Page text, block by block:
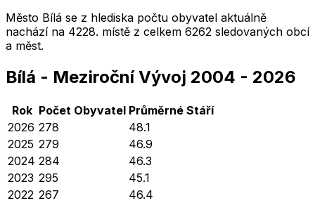
Město Bílá se z hlediska počtu obyvatel aktuálně
nachází na 4228. místě z celkem 6262 sledovaných obcí
a měst.
Bílá - Meziroční Vývoj 2004 - 2026
Rok Počet Obyvatel Průměrné Stáří
2026 278
48.1
2025 279
46.9
2024 284
46.3
2023 295
45.1
2022 267
46.4